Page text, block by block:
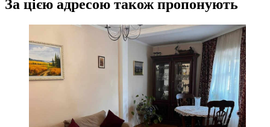
За цією адресою також пропонують